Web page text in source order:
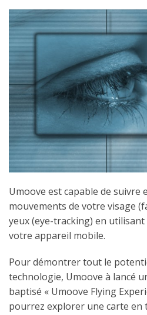
Umoove est capable de suivre
mouvements de votre visage
yeux (eye-tracking) en
votre appareil mobile.
Pour démontrer tout le
technologie, Umoove à lancé
baptisé « Umoove Flying
pourrez explorer une carte en